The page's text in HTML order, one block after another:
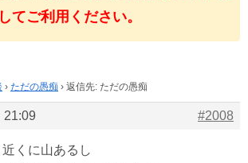
してご利用ください。
› ただの愚痴 › 返信先: ただの愚痴
21:09 #2008
近くに山あるし